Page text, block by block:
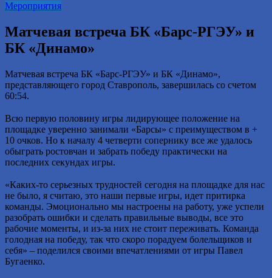
Мероприятия
Матчевая встреча БК «Барс-РГЭУ» и
БК «Динамо»
Матчевая встреча БК «Барс-РГЭУ» и БК «Динамо»,
представляющего город Ставрополь, завершилась со счетом
60:54.
Всю первую половину игры лидирующее положение на
площадке уверенно занимали «Барсы» с преимуществом в +
10 очков. Но к началу 4 четверти сопернику все же удалось
обыграть ростовчан и забрать победу практически на
последних секундах игры.
«Каких-то серьезных трудностей сегодня на площадке для нас
не было, я считаю, это наши первые игры, идет притирка
команды. Эмоционально мы настроены на работу, уже успели
разобрать ошибки и сделать правильные выводы, все это
рабочие моменты, и из-за них не стоит переживать. Команда
голодная на победу, так что скоро порадуем болельщиков и
себя» – поделился своими впечатлениями от игры Павел
Бугаенко.